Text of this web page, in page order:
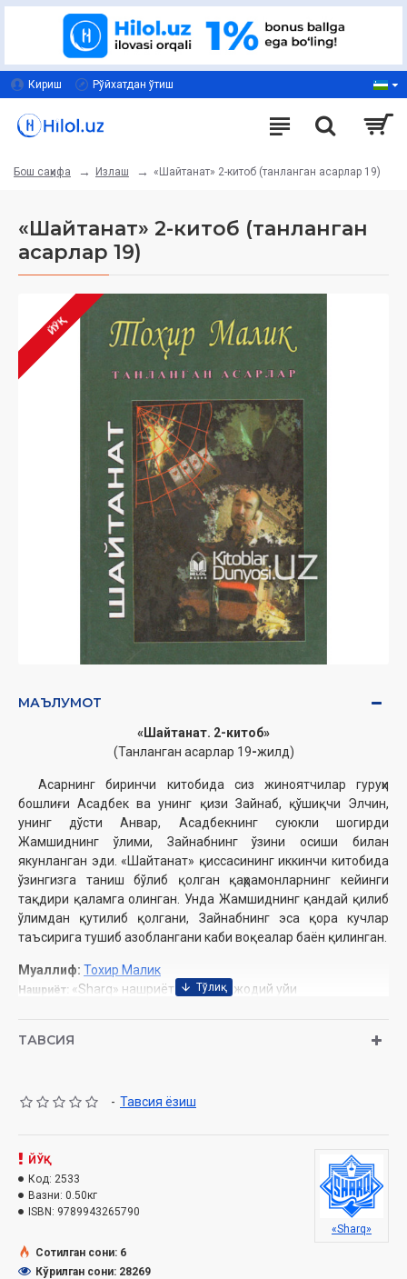
Кириш Рўйхатдан ўтиш
Бош саҳифа Излаш «Шайтанат» 2-китоб (танланган асарлар 19)
«Шайтанат» 2-китоб (танланган
асарлар 19)
ЙЎҚ
МАЪЛУМОТ
«Шайтанат. 2-китоб»
(Танланган асарлар 19-жилд)
Асарнинг биринчи китобида сиз жиноятчилар гуруҳи
бошлиғи Асадбек ва унинг қизи Зайнаб, қўшиқчи Элчин,
унинг дўсти Анвар, Асадбекнинг суюкли шогирди
Жамшиднинг ўлими, Зайнабнинг ўзини осиши билан
якунланган эди. «Шайтанат» қиссасининг иккинчи китобида
ўзингизга таниш бўлиб қолган қаҳрамонларнинг кейинги
тақдири қаламга олинган. Унда Жамшиднинг қандай қилиб
ўлимдан қутилиб қолгани, Зайнабнинг эса қора кучлар
таъсирига тушиб азоблангани каби воқеалар баён қилинган.
Муаллиф: Тохир Малик
Нашриёт: «Sharq» нашриёт-матбаа ижодий уйи
ISBN:978-9943-26-579-0
ТАВСИЯ
- Тавсия ёзиш
ЙЎҚ
Код: 2533
Вазни: 0.50кг
ISBN: 9789943265790
«Sharq»
Сотилган сони: 6
Кўрилган сони: 28269